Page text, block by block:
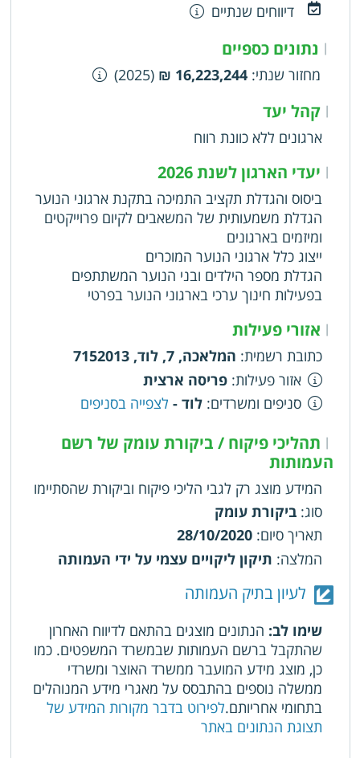
דיווחים שנתיים
| נתונים כספיים
מחזור שנתי:
16,223,244 ₪
(2025)
|קהל יעד
ארגונים ללא כוונת רווח
| יעדי הארגון לשנת 2026
ביסוס והגדלת תקציב התמיכה בתקנת ארגוני הנוער
הגדלת משמעותית של המשאבים לקיום פרוייקטים
ומיזמים בארגונים
ייצוג כלל ארגוני הנוער המוכרים
הגדלת מספר הילדים ובני הנוער המשתתפים
בפעילות חינוך ערכי בארגוני הנוער בפרטי
| אזורי פעילות
כתובת רשמית: המלאכה, 7, לוד, 7152013
אזור פעילות: פריסה ארצית
סניפים ומשרדים: לוד - לצפייה בסניפים
| תהליכי פיקוח / ביקורת עומק של רשם
העמותות
המידע מוצג רק לגבי הליכי פיקוח וביקורת שהסתיימו
סוג: ביקורת עומק
תאריך סיום:
28/10/2020
המלצה: תיקון ליקויים עצמי על ידי העמותה
לעיון בתיק העמותה
שימו לב: הנתונים מוצגים בהתאם לדיווח האחרון
שהתקבל ברשם העמותות שבמשרד המשפטים. כמו
כן, מוצג מידע המועבר ממשרד האוצר ומשרדי
ממשלה נוספים בהתבסס על מאגרי מידע המנוהלים
בתחומי אחריותם.לפירוט בדבר מקורות המידע של
תצוגת הנתונים באתר